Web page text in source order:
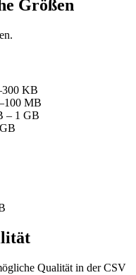
Größen
KB
MB
– 1 GB
Qualität in der CSV